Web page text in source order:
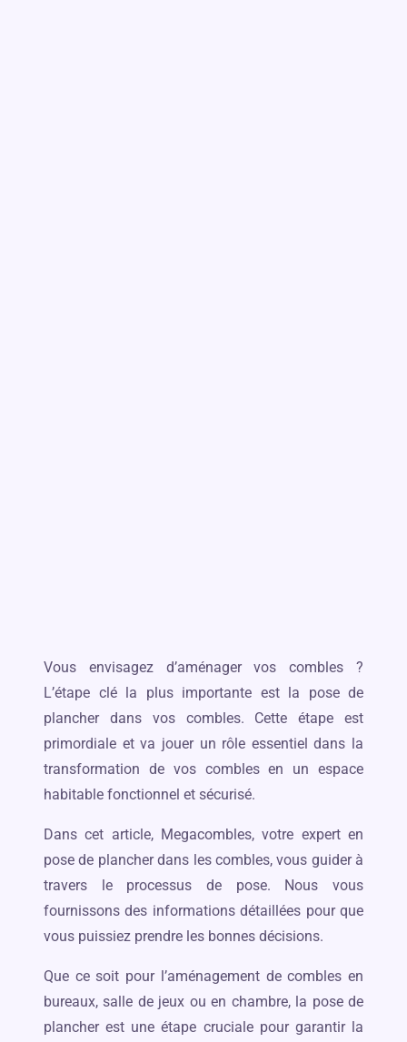
Vous envisagez d’aménager vos combles ?
L’étape clé la plus importante est la pose de
plancher dans vos combles. Cette étape est
primordiale et va jouer un rôle essentiel dans la
transformation de vos combles en un espace
habitable fonctionnel et sécurisé.
Dans cet article, Megacombles, votre expert en
pose de plancher dans les combles, vous guider à
travers le processus de pose. Nous vous
fournissons des informations détaillées pour que
vous puissiez prendre les bonnes décisions.
Que ce soit pour l’aménagement de combles en
bureaux, salle de jeux ou en chambre, la pose de
plancher est une étape cruciale pour garantir la